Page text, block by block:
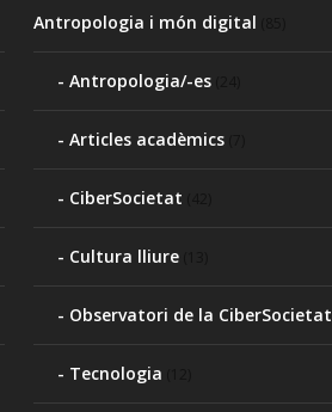
Antropologia i món digital
Antropologia/-es
Articles acadèmics
CiberSocietat
Cultura lliure
Observatori de la CiberSocietat
Tecnologia